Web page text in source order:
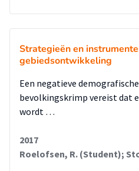
Strategieën en
gebiedsontwikkeling
Een negatieve
bevolkingskrimp vereist dat
wordt …
2017
Roelofsen, R. (Student);